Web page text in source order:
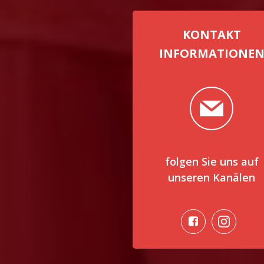
KONTAKT
INFORMATIONEN
folgen Sie uns auf
unseren Kanälen